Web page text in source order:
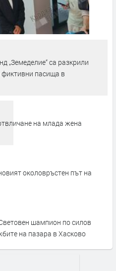
„Земеделие“ са разкрили
фиктивни пасища в
на млада жена
околовръстен път на
шампион по силов
на пазара в Хасково